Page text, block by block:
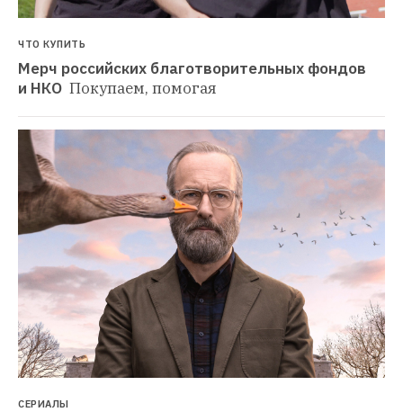
ЧТО КУПИТЬ
Мерч российских благотворительных фондов
и НКО Покупаем, помогая
СЕРИАЛЫ